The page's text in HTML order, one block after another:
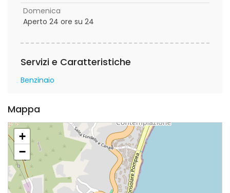
Domenica
Aperto 24 ore su 24
Servizi e Caratteristiche
Benzinaio
Mappa
+
−